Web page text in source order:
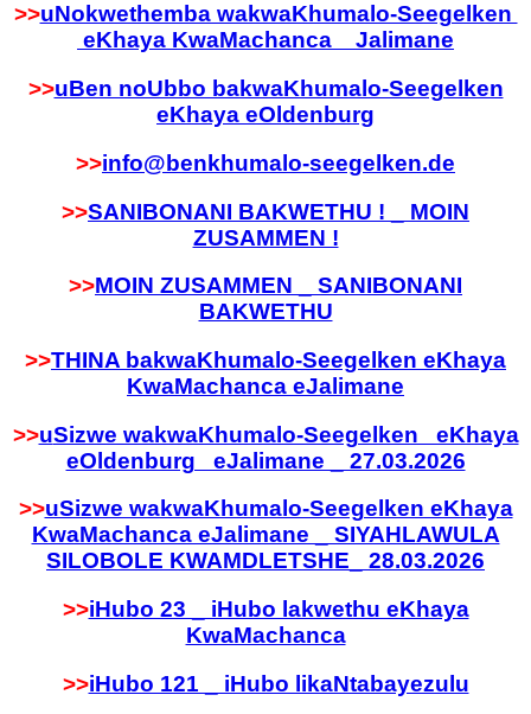
>>uNokwethemba wakwaKhumalo-Seegelken
eKhaya KwaMachanca Jalimane
>>uBen noUbbo bakwaKhumalo-Seegelken
eKhaya eOldenburg
>>info@benkhumalo-seegelken.de
>>SANIBONANI BAKWETHU ! _ MOIN
ZUSAMMEN !
>>MOIN ZUSAMMEN _ SANIBONANI
BAKWETHU
>>THINA bakwaKhumalo-Seegelken eKhaya
KwaMachanca eJalimane
>>uSizwe wakwaKhumalo-Seegelken eKhaya
eOldenburg eJalimane _ 27.03.2026
>>uSizwe wakwaKhumalo-Seegelken eKhaya
KwaMachanca eJalimane _ SIYAHLAWULA
SILOBOLE KWAMDLETSHE_ 28.03.2026
>>iHubo 23 _ iHubo lakwethu eKhaya
KwaMachanca
>>iHubo 121 _ iHubo likaNtabayezulu